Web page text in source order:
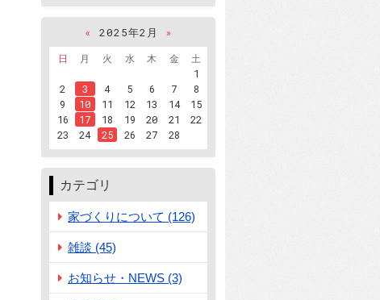
« 2025年2月
»
日
月 火 水 木 金
土
1
2
3 4 5 6 7
8
9
10 11 12 13 14
15
16
17 18 19 20 21
22
23
24 25 26 27 28
カテゴリ
家づくりについて (126)
雑談 (45)
お知らせ・NEWS (3)